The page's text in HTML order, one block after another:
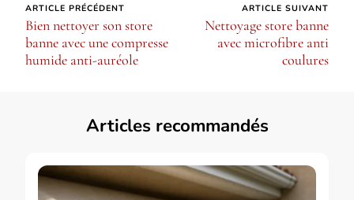
Navigation
d’article
ARTICLE PRÉCÉDENT
Bien nettoyer son store
banne avec une compresse
humide anti-auréole
ARTICLE SUIVANT
Nettoyage store banne
avec microfibre anti
coulures
Articles recommandés